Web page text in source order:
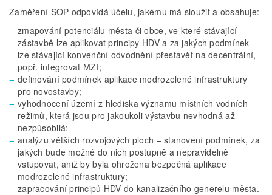
Zaměření SOP odpovídá účelu, jakému má sloužit a obsahuje:
zmapování potenciálu města či obce, ve které stávající
zástavbě lze aplikovat principy HDV a za jakých podmínek
lze stávající konvenční odvodnění přestavět na decentrální,
popř. integrovat MZI;
definování podmínek aplikace modrozelené infrastruktury
pro novostavby;
vyhodnocení území z hlediska významu místních vodních
režimů, která jsou pro jakoukoli výstavbu nevhodná až
nezpůsobilá;
analýzu větších rozvojových ploch – stanovení podmínek, za
jakých bude možné do nich postupně a nepravidelně
vstupovat, aniž by byla ohrožena bezpečná aplikace
modrozelené infrastruktury;
zapracování principů HDV do kanalizačního generelu města.